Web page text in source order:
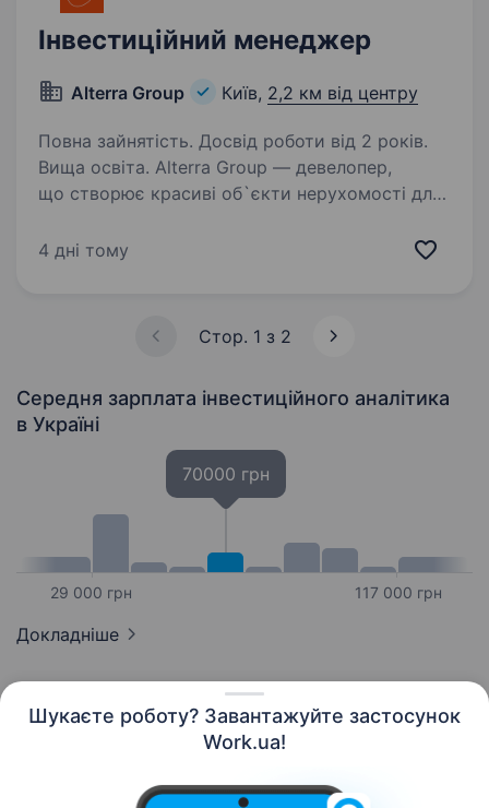
Шукаєте роботу? Завантажуйте застосунок
Work.ua!
Інвестиційний менеджер
Alterra Group Київ, 2,2 км від центру
Повна зайнятість. Досвід роботи від 2 років.
Вища освіта. Alterra Group — девелопер,
що створює красиві об`єкти нерухомості для
девелоперських проєктів ввела
4 дні тому
Стор. 1 з 2
Середня зарплата інвестиційного аналітика
в Україні
29 000 грн
70000 грн
117 000 грн
Докладніше